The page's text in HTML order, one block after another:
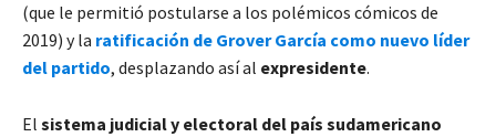
(que le permitió postularse a los polémicos cómicos de
2019) y la ratificación de Grover García como nuevo líder
del partido, desplazando así al expresidente.
El sistema judicial y electoral del país sudamericano